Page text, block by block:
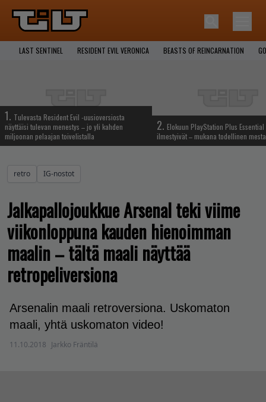
LAST SENTINEL RESIDENT EVIL VERONICA BEASTS OF REINCARNATION
1. Tulevasta Resident Evil -uusioversiosta
näyttäisi tulevan menestys – jo yli kahden
miljoonan pelaajan toivelistalla
2. Elokuun PlayStation Plus
ilmestyivät – mukana todellinen
retro IG-nostot
Jalkapallojoukkue Arsenal teki viime
viikonloppuna kauden hienoimman
maalin – tältä maali näyttää
retropeliversiona
Arsenalin maali retroversiona. Uskomaton
maali, yhtä uskomaton video!
11.10.2018 Jarkko Fräntilä